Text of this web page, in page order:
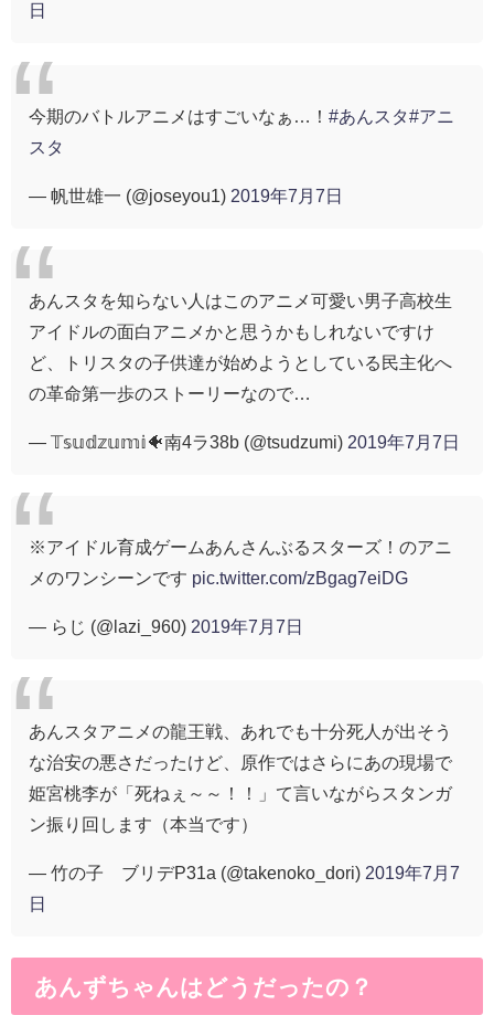
日
今期のバトルアニメはすごいなぁ…！ #あんスタ#アニ
スタ
— 帆世雄一 (@joseyou1) 2019年7月7日
あんスタを知らない人はこのアニメ可愛い男子高校生
アイドルの面白アニメかと思うかもしれないですけ
ど、トリスタの子供達が始めようとしている民主化へ
の革命第一歩のストーリーなので…
— 𝕋𝕤𝕦𝕕𝕫𝕦𝕞𝕚🐠南4ラ38b (@tsudzumi) 2019年7月7日
※アイドル育成ゲームあんさんぶるスターズ！のアニ
メのワンシーンです pic.twitter.com/zBgag7eiDG
— らじ (@lazi_960) 2019年7月7日
あんスタアニメの龍王戦、あれでも十分死人が出そう
な治安の悪さだったけど、原作ではさらにあの現場で
姫宮桃李が「死ねぇ～～！！」て言いながらスタンガ
ン振り回します（本当です）
— 竹の子 ブリデP31a (@takenoko_dori) 2019年7月7
日
あんずちゃんはどうだったの？